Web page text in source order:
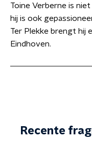
Toine Verberne is
hij is ook
Ter Plekke brengt hij
Eindhoven.
Recente